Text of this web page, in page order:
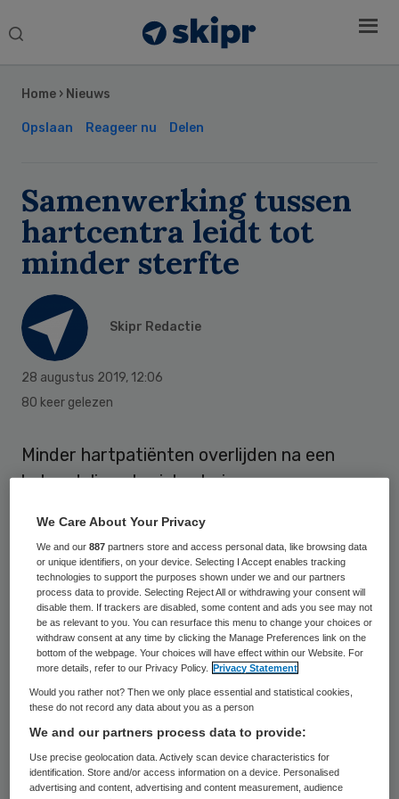
Search
Home › Nieuws
Opslaan Reageer nu Delen
Samenwerking tussen
hartcentra leidt tot
minder sterfte
Skipr Redactie
28 augustus 2019, 12:06
80 keer gelezen
Minder hartpatiënten overlijden na een
behandeling als ziekenhuizen
evalueren. Dat blijkt uit het
promotieonderzoek van Dennis van Veghel,
zorgmanager in het Catharina Ziekenhuis in
Eindhoven en bestuurder bij de
Nederlandse Hart Registratie (NHR).
Door verbeteringen die zijn doorgevoerd
zijn in het Catharina Hart- en Vaatcentrum
van het Catharina Ziekenhuis hebben meer
patiënten een bypass-operatie en een
hartklepvervanging via een catheter
Sidebar
We Care About Your Privacy
We and our887 partners store and access personal data, like browsing data
or unique identifiers, on your device. Selecting I Accept enables tracking
technologies to support the purposes shown under we and our partners
process data to provide. Selecting Reject All or withdrawing your consent will
disable them. If trackers are disabled, some content and ads you see may not
be as relevant to you. You can resurface this menu to change your choices or
withdraw consent at any time by clicking the Manage Preferences link on the
bottom of the webpage. Your choices will have effect within our Website. For
more details, refer to our Privacy Policy.
Privacy Statement
Would you rather not? Then we only place essential and statistical cookies,
these do not record any data about you as a person
We and our partners process data to provide:
Use precise geolocation data. Actively scan device characteristics for
identification. Store and/or access information on a device. Personalised
advertising and content, advertising and content measurement, audience